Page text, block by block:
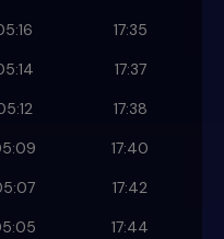
17:35
17:37
17:38
17:40
17:42
17:44